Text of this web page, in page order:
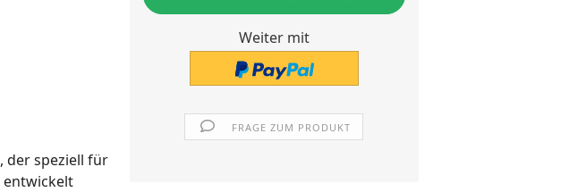
Weiter mit
FRAGE ZUM PRODUKT
, der speziell für
entwickelt